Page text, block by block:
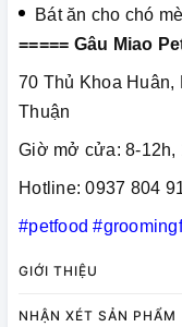
Bát ăn cho chó
===== Gâu Miao
70 Thủ Khoa Huân,
Thuận
Giờ mở cửa: 8-12h,
Hotline: 0937 804
#petfood
GIỚI THIỆU
NHẬN XÉT SẢN PHẨM